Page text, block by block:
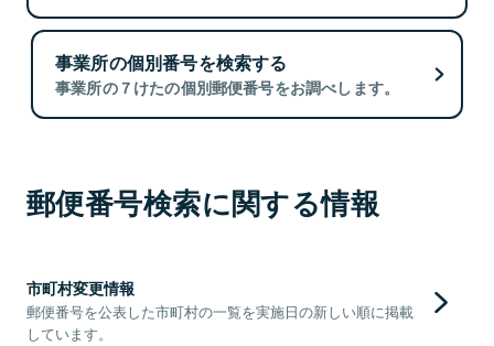
事業所の個別番号を検索する
事業所の７けたの個別郵便番号をお調べします。
郵便番号検索に関する情報
市町村変更情報
郵便番号を公表した市町村の一覧を実施日の新しい順に掲載
しています。